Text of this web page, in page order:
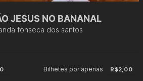
JESUS NO BANANAL
fonseca dos santos
Bilhetes por apenas R$2,00